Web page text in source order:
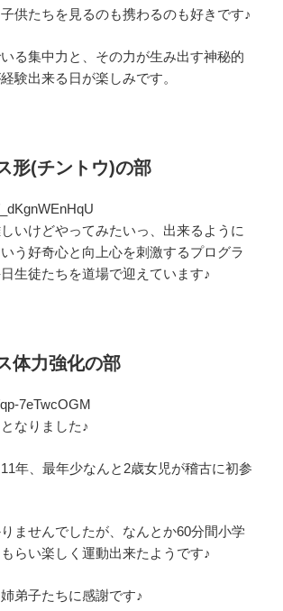
供たちを見るのも携わるのも好きです♪
る集中力と、その力が生み出す神秘的
験出来る日が楽しみです。
形(チントウ)の部
いけどやってみたいっ、出来るように
う好奇心と向上心を刺激するプログラ
生徒たちを道場で迎えています♪
体力強化の部
7eTwcOGM
なりました♪
年、最年少なんと2歳女児が稽古に初参
ませんでしたが、なんとか60分間小学
らい楽しく運動出来たようです♪
弟子たちに感謝です♪